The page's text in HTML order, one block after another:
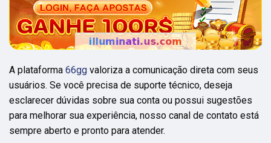
A plataforma 66gg valoriza a comunicação direta com seus
usuários. Se você precisa de suporte técnico, deseja
esclarecer dúvidas sobre sua conta ou possui sugestões
para melhorar sua experiência, nosso canal de contato está
sempre aberto e pronto para atender.